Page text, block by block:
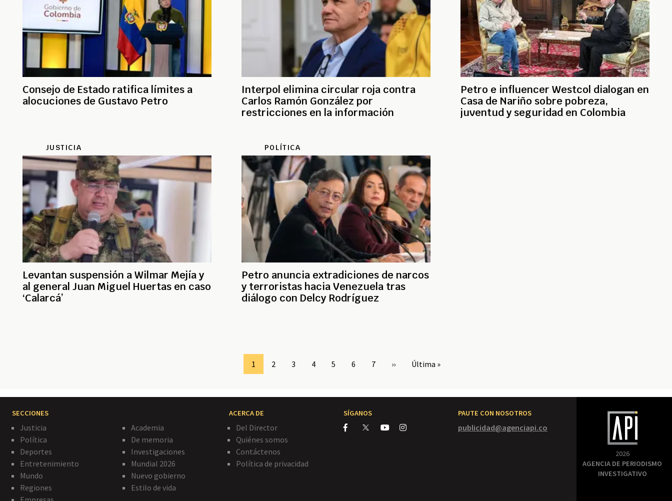
Consejo de Estado ratifica límites a
alocuciones de Gustavo Petro
Interpol elimina circular roja contra
Carlos Ramón González por
restricciones en la información
Petro e influencer Westcol dialogan en
Casa de Nariño sobre pobreza,
juventud y seguridad en Colombia
JUSTICIA
Levantan suspensión a Wilmar Mejía y
al general Juan Miguel Huertas en caso
‘Calarcá’
POLÍTICA
Petro anuncia extradiciones de narcos
y terroristas hacia Venezuela tras
diálogo con Delcy Rodríguez
Page
1 Page
2 Page
3 Page
4 Page
5 Page
6 Page
7
Siguiente
››
Última
Última »
SECCIONES
Justicia
Política
Deportes
Entretenimiento
Mundo
Regiones
Academia
De memoria
Investigaciones
Mundial 2026
Nuevo gobierno
Estilo de vida
ACERCA DE
Del Director
Quiénes somos
Contáctenos
Política de privacidad
SÍGANOS PAUTE CON NOSOTROS
publicidad@agenciapi.co
2026
AGENCIA DE PERIODISMO
INVESTIGATIVO